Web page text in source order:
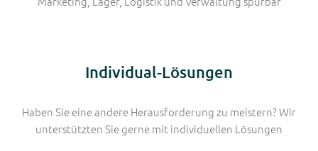
Individual-Lösungen
Haben Sie eine andere Herausforderung zu meistern? Wir
unterstützten Sie gerne mit individuellen Lösungen